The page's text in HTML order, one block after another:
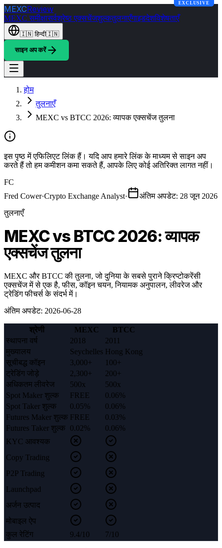
MEXCReview
MEXC समीक्षासर्वश्रेष्ठ एक्सचेंजशुल्कतुलनाएँगाइडदेशविशेषताएँ
🇮🇳 हिन्दी🇮🇳
साइन अप करें
होम
तुलनाएँ
MEXC vs BTCC 2026: व्यापक एक्सचेंज तुलना
इस पृष्ठ में एफिलिएट लिंक हैं। यदि आप हमारे लिंक के माध्यम से साइन अप
करते हैं तो हम कमीशन कमा सकते हैं, आपके लिए कोई अतिरिक्त लागत नहीं।
FC
Fred Cower·Crypto Exchange Analyst· अंतिम अपडेट: 28 जून 2026
तुलनाएँ
MEXC vs BTCC 2026: व्यापक
एक्सचेंज तुलना
MEXC और BTCC की तुलना, जो दुनिया के सबसे पुराने क्रिप्टोकरेंसी
एक्सचेंज में से एक है, फीस, कॉइन चयन, नियामक अनुपालन, लीवरेज और
ट्रेडिंग फीचर्स के संदर्भ में।
अंतिम अपडेट: 2026-06-28
श्रेणी MEXC
BTCC
स्थापना वर्ष
2018
2011
मुख्यालय
Seychelles Hong Kong
सूचीबद्ध कॉइन
3,000+
100+
ट्रेडिंग जोड़े
2,300+
200+
अधिकतम लीवरेज
500x
500x
Spot Maker शुल्क
FREE
0.06%
Spot Taker शुल्क
0.05%
0.06%
Futures Maker शुल्क FREE
0.03%
Futures Taker शुल्क 0.02%
0.06%
KYC आवश्यक
Copy Trading
P2P Trading
Launchpad
अर्जन उत्पाद
मोबाइल ऐप
कुल रेटिंग
9.4/10 7/10
EXCLUSIVE
EXCLUSIVE